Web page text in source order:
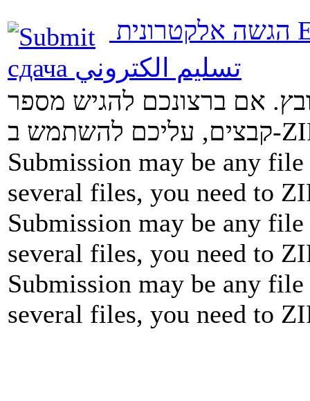
сдача تسليم الكتروني
אם ברצונכם להגיש מספר
Submission may be any
several files, you need to
Submission may be any
several files, you need to
Submission may be any
several files, you need to